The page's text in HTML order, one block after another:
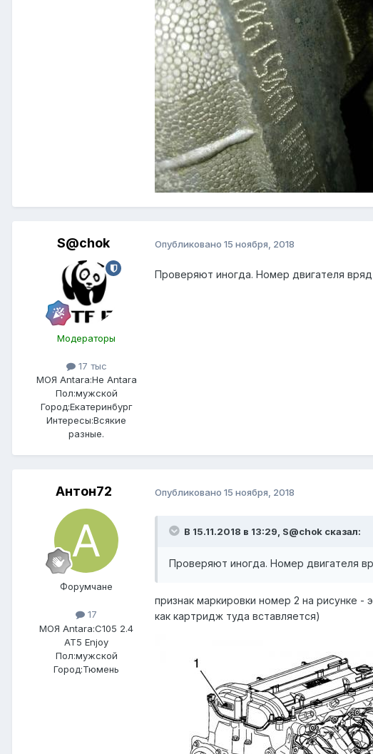
S@chok
Модераторы
17 тыс
МОЯ Antara:Не Antara
Пол:мужской
Город:Екатеринбург
Интересы:Всякие
разные.
Опубликовано 15 ноября, 2018
Проверяют иногда. Номер двигателя
Антон72
Форумчане
17
МОЯ Antara:C105 2.4
AT5 Enjoy
Пол:мужской
Город:Тюмень
Опубликовано 15 ноября, 2018
В 15.11.2018 в 13:29, S@chok сказал:
Проверяют иногда. Номер двигателя
признак маркировки номер 2 на рисунке
как картридж туда вставляется)